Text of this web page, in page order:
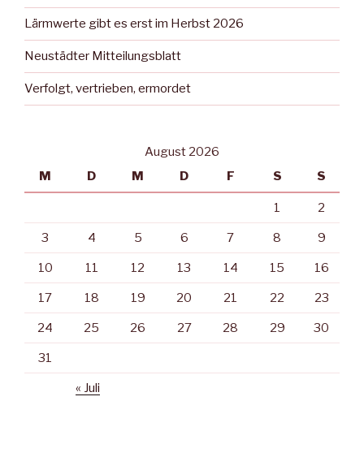
Lärmwerte gibt es erst im Herbst 2026
Neustädter Mitteilungsblatt
Verfolgt, vertrieben, ermordet
August 2026
M
D M D F S S
1 2
3 4 5 6 7 8 9
10 11 12 13 14 15 16
17 18 19 20 21 22 23
24 25 26 27 28 29 30
31
« Juli